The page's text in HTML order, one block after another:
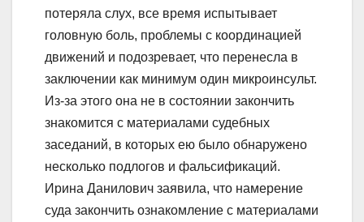
потеряла слух, все время испытывает
головную боль, проблемы с координацией
движений и подозревает, что перенесла в
заключении как минимум один микроинсульт.
Из-за этого она не в состоянии закончить
знакомится с материалами судебных
заседаний, в которых ею было обнаружено
несколько подлогов и фальсификаций.
Ирина Данилович заявила, что намерение
суда закончить ознакомление с материалами